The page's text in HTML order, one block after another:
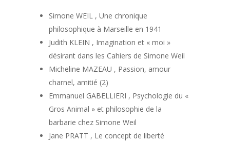
Simone WEIL , Une chronique
philosophique à Marseille en 1941
Judith KLEIN , Imagination et « moi »
désirant dans les Cahiers de Simone Weil
Micheline MAZEAU , Passion, amour
charnel, amitié (2)
Emmanuel GABELLIERI , Psychologie du «
Gros Animal » et philosophie de la
barbarie chez Simone Weil
Jane PRATT , Le concept de liberté